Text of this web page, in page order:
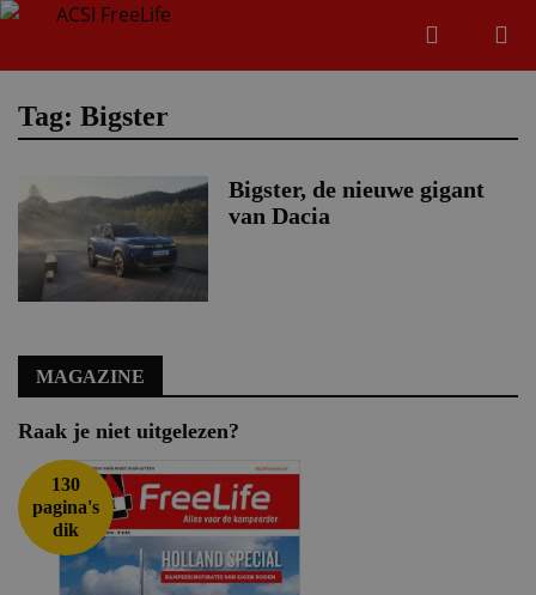
Zoeken
Tag: Bigster
Bigster, de nieuwe gigant
van Dacia
MAGAZINE
Raak je niet uitgelezen?
130
pagina's
dik